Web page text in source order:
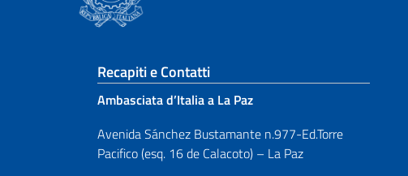
Sezione footer
Recapiti e Contatti
Ambasciata d’Italia a La Paz
Avenida Sánchez Bustamante n.977-Ed.Torre
Pacifico (esq. 16 de Calacoto) – La Paz